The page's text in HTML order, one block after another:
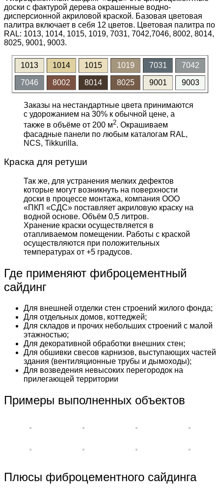
доски с фактурой дерева окрашенные водно-
дисперсионной акриловой краской. Базовая цветовая
палитра включает в себя 12 цветов. Цветовая палитра по
RAL: 1013, 1014, 1015, 1019, 7031, 7042,7046, 8002, 8014,
8025, 9001, 9003.
1013 1014 1015 1019 7031 7042
7046 8002 8014 8025 9001 9003
Заказы на нестандартные цвета принимаются
с удорожанием на 30% к обычной цене, а
также в объёме от 200 м2. Окрашиваем
фасадные панели по любым каталогам RAL,
NCS, Tikkurilla.
Краска для ретуши
Так же, для устранения мелких дефектов
которые могут возникнуть на поверхности
доски в процессе монтажа, компания ООО
«ПКП «СДС» поставляет акриловую краску на
водной основе. Объём 0,5 литров.
Хранение краски осуществляется в
отапливаемом помещении. Работы с краской
осуществляются при положительных
температурах от +5 градусов.
Где применяют фиброцементный
сайдинг
Для внешней отделки стен строений жилого фонда;
Для отдельных домов, коттеджей;
Для складов и прочих небольших строений с малой
этажностью;
Для декоративной обработки внешних стен;
Для обшивки свесов карнизов, выступающих частей
здания (вентиляционные трубы и дымоходы);
Для возведения невысоких перегородок на
прилегающей территории
Примеры выполненных объектов
Плюсы фиброцементного сайдинга